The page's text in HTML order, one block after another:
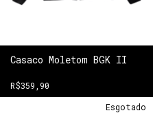
Casaco Moletom BGK II
R$359,90
Esgotado